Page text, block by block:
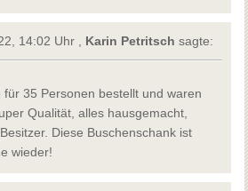
14:02 Uhr , Karin Petritschsagte:
35 Personen bestellt und waren
Qualität, alles hausgemacht,
Diese Buschenschank ist
wieder!